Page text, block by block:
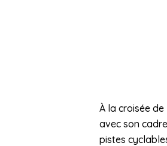
À la croisée
avec son
pistes